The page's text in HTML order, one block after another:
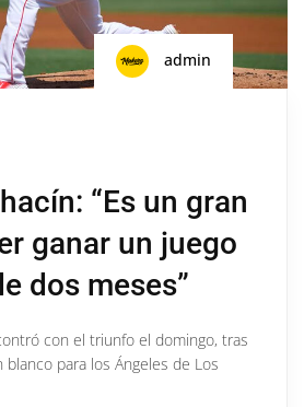
admin
“Es un gran
ganar un juego
dos meses”
con el triunfo el domingo, tras
blanco para los Ángeles de Los